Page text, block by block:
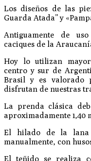
Los diseños de las
Guarda Atada” y
Antiguamente de
caciques de la
Hoy lo utilizan
centro y sur de
Brasil y es valorado
disfrutan de nuestras
La prenda clásica
aproximadamente 1,40
El hilado de la lana
manualmente, con
El teñido se realiza